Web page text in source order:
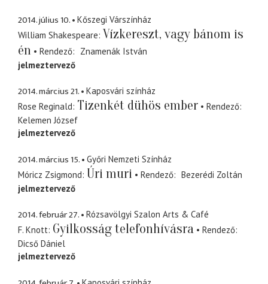
2014. július 10.
Kőszegi Várszínház
William Shakespeare Vízkereszt, vagy bánom is
én
Rendező
Znamenák István
jelmeztervező
2014. március 21.
Kaposvári színház
Rose Reginald Tizenkét dühös ember
Rendező
Kelemen József
jelmeztervező
2014. március 15.
Győri Nemzeti Színház
Móricz Zsigmond Úri muri Rendező
Bezerédi Zoltán
jelmeztervező
2014. február 27.
Rózsavölgyi Szalon Arts & Café
F. Knott Gyilkosság telefonhívásra
Rendező
Dicső Dániel
jelmeztervező